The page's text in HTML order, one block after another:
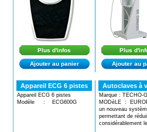
Plus d'infos
Ajouter au panier
Plus
Ajouter au
Appareil ECG 6 pistes
Appareil ECG 6 pistes
Modèle : ECG600G
Autoclaves à
Marque : TECHO-
MODèLE :
un nouveau
permettant de
considérablement